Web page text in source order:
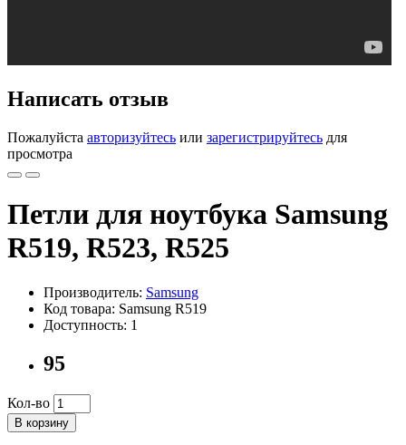
Написать отзыв
Пожалуйста авторизуйтесь или зарегистрируйтесь для
просмотра
Петли для ноутбука Samsung
R519, R523, R525
Производитель: Samsung
Код товара: Samsung R519
Доступность: 1
95
Кол-во
В корзину